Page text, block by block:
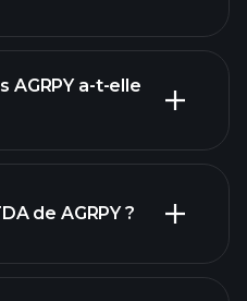
AGRPY a-t-elle
plus
de AGRPY ?